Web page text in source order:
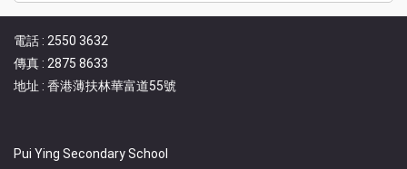
電話 : 2550 3632
傳真 : 2875 8633
地址 : 香港薄扶林華富道55號
Pui Ying Secondary School